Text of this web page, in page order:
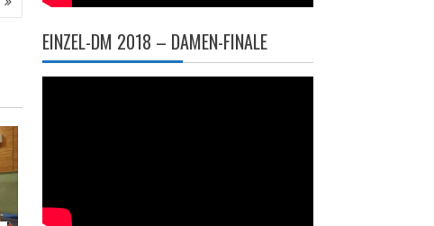
EINZEL-DM 2018 – DAMEN-FINALE